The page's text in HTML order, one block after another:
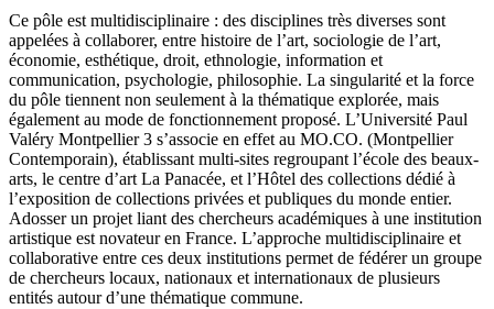
Ce pôle est multidisciplinaire : des disciplines très diverses sont
appelées à collaborer, entre histoire de l’art, sociologie de l’art,
économie, esthétique, droit, ethnologie, information et
communication, psychologie, philosophie. La singularité et la force
du pôle tiennent non seulement à la thématique explorée, mais
également au mode de fonctionnement proposé. L’Université Paul
Valéry Montpellier 3 s’associe en effet au MO.CO. (Montpellier
Contemporain), établissant multi-sites regroupant l’école des beaux-
arts, le centre d’art La Panacée, et l’Hôtel des collections dédié à
l’exposition de collections privées et publiques du monde entier.
Adosser un projet liant des chercheurs académiques à une institution
artistique est novateur en France. L’approche multidisciplinaire et
collaborative entre ces deux institutions permet de fédérer un groupe
de chercheurs locaux, nationaux et internationaux de plusieurs
entités autour d’une thématique commune.